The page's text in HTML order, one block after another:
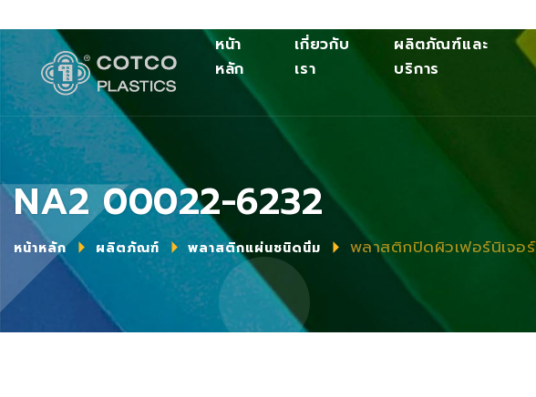
หนัา
หลัก
เกี่ยวกับ
เรา
ผลิตภัณฑ์และ
บริการ
NA2 00022-6232
หน้าหลัก ผลิตภัณฑ์ พลาสติกแผ่นชนิดนิ่ม พลาสติกปิดผิวเฟอร์นิเจอร์